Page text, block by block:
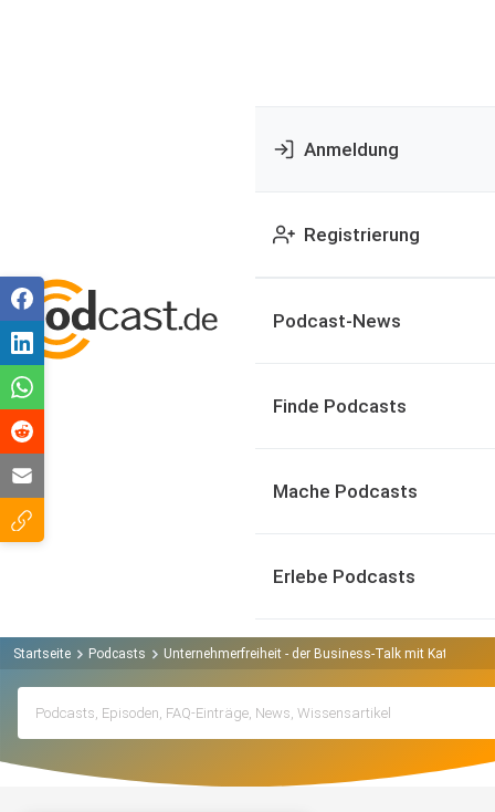
Anmeldung
Registrierung
Podcast-News
Finde Podcasts
Mache Podcasts
Erlebe Podcasts
Startseite Podcasts Unternehmerfreiheit - der Business-Talk mit Katja